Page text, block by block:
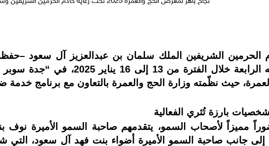
الحرمين الشريفين الملك سلمان بن عبدالعزيز آل سعود
2025 في نسخته الرابعة خلال
حيث نظّمته وزارة الحج والعمرة بالتعاون مع برنامج خدمة
بارزة تُثري الفعالية
مميزاً لأصحاب السمو، يتقدمهم صاحبة السمو الأميرة نوف
جانب صاحبة السمو الأميرة أضواء بنت فهد آل سعود، التي